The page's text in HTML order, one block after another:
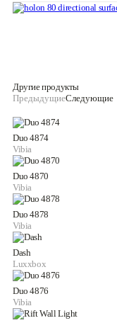
Другие продукты
ПредыдущиеСледующие
Duo 4874
Vibia
Duo 4870
Vibia
Duo 4878
Vibia
Dash
Luxxbox
Duo 4876
Vibia